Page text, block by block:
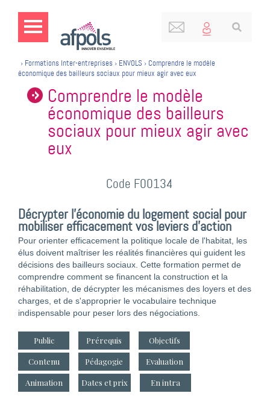
› Formations Inter-entreprises › ENVOLS › Comprendre le modèle
économique des bailleurs sociaux pour mieux agir avec eux
Comprendre le modèle
économique des bailleurs
sociaux pour mieux agir avec
eux
Code F00134
Décrypter l'économie du logement social pour
mobiliser efficacement vos leviers d'action
Pour orienter efficacement la politique locale de l'habitat, les
élus doivent maîtriser les réalités financières qui guident les
décisions des bailleurs sociaux. Cette formation permet de
comprendre comment se financent la construction et la
réhabilitation, de décrypter les mécanismes des loyers et des
charges, et de s'approprier le vocabulaire technique
indispensable pour peser lors des négociations.
Public Prérequis Objectifs
Contenu Pédagogie Evaluation
Animation Dates et prix En intra